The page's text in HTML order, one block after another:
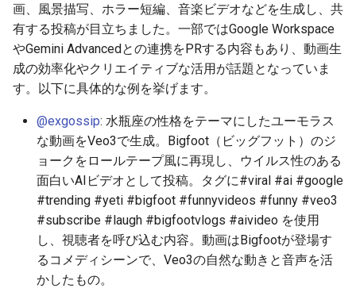
2026-06-26
2026-06-25
2026-06-23
2026-06-22
2026-06-21
2026-06-20
2025-12-11
2025-12-10
2025-12-08
2025-12-07
2025-12-06
2025-12-05
2026-06-26
2026-06-25
2026-06-23
2026-06-22
2026-06-21
2026-06-20
2025-12-11
2025-12-10
2025-12-08
2025-12-07
2025-12-06
2025-12-05
2026-02-22
2026-02-15
2026-02-01
2026-01-25
2026-01-18
2026-01-11
2026-02-22
2026-02-15
2026-02-05
2026-02-22
2026-02-15
2026-02-01
2026-01-25
2026-01-18
2026-01-11
2026-06-25
2026-06-24
2026-06-21
2026-06-20
2026-06-19
2026-06-18
2025-12-11
2025-12-10
2025-12-08
2025-12-07
2025-12-06
2025-12-05
2026-02-22
2026-02-15
2026-02-01
2026-01-25
2026-01-18
2026-01-11
2026-02-15
2026-02-08
2026-01-25
2026-01-18
2026-01-13
2026-06-24
2026-06-23
2026-06-21
2026-06-20
2026-06-19
2026-06-18
2026-02-22
2026-02-15
2026-02-01
2026-01-25
2026-01-18
2026-01-11
2026-06-26
2026-06-25
2026-06-23
2026-06-22
2026-06-21
2026-06-20
2026-06-22
2026-06-21
2026-06-18
2026-06-17
2026-06-16
2026-06-15
画、風景描写、ホラー短編、音楽ビデオなどを生成し、共
有する投稿が目立ちました。一部ではGoogle Workspace
やGemini Advancedとの連携をPRする内容もあり、動画生
成の効率化やクリエイティブな活用が話題となっていま
す。以下に具体的な例を挙げます。
@exgossip: 水瓶座の性格をテーマにしたユーモラス
な動画をVeo3で生成。Bigfoot（ビッグフット）のジ
ョークをロールテープ風に再現し、ウイルス性のある
面白いAIビデオとして投稿。タグに#viral #ai #google
#trending #yeti #bigfoot #funnyvideos #funny #veo3
#subscribe #laugh #bigfootvlogs #aivideo を使用
し、視聴者を呼び込む内容。動画はBigfootが登場す
るコメディシーンで、Veo3の自然な動きと音声を活
かしたもの。